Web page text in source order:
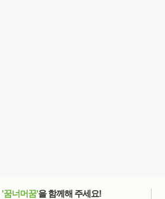
'꿈너머꿈'을 함께해 주세요!